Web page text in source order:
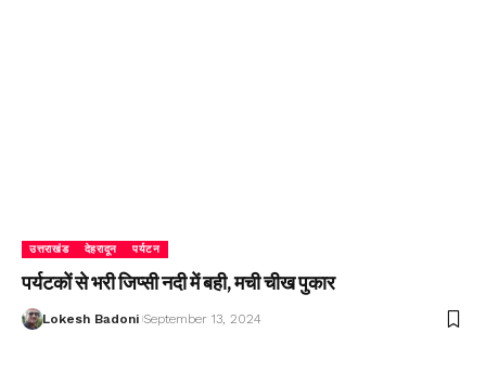
उत्तराखंड देहरादून पर्यटन
पर्यटकों से भरी जिप्सी नदी में बही, मची चीख पुकार
Lokesh Badoni September 13, 2024